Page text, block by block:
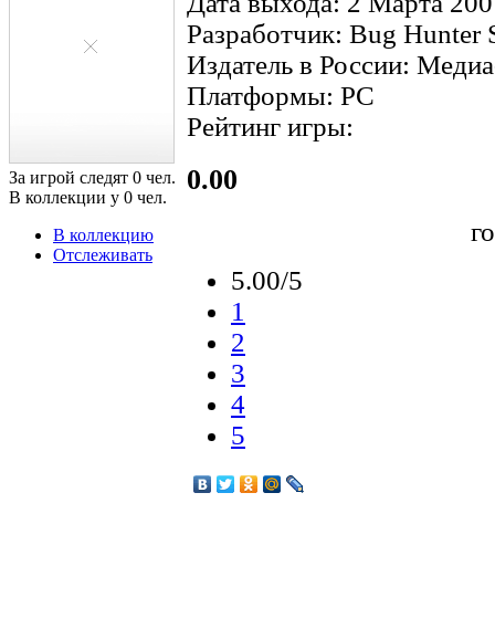
За игрой следят 0 чел.
В коллекции у 0 чел.
В коллекцию
Отслеживать
Разработчик: Bug Hunter
Издатель в России:
Платформы: PC
Рейтинг игры:
0.00
5.00/5
1
2
3
4
5